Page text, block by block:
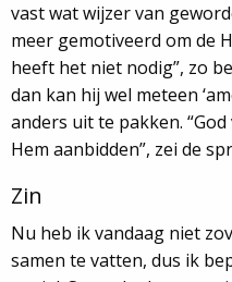
vast wat wijzer van
meer gemotiveerd om de
heeft het niet nodig”, zo
dan kan hij wel meteen
anders uit te pakken.
Hem aanbidden”, zei de
Zin
Nu heb ik vandaag niet
samen te vatten, dus ik